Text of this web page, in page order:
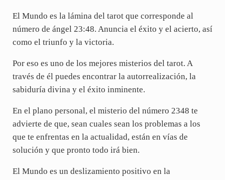
El Mundo es la lámina del tarot que corresponde al
número de ángel 23:48. Anuncia el éxito y el acierto, así
como el triunfo y la victoria.
Por eso es uno de los mejores misterios del tarot. A
través de él puedes encontrar la autorrealización, la
sabiduría divina y el éxito inminente.
En el plano personal, el misterio del número 2348 te
advierte de que, sean cuales sean los problemas a los
que te enfrentas en la actualidad, están en vías de
solución y que pronto todo irá bien.
El Mundo es un deslizamiento positivo en la